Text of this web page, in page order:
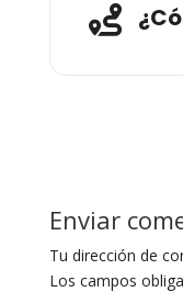
Enviar
Tu dirección de
Los campos